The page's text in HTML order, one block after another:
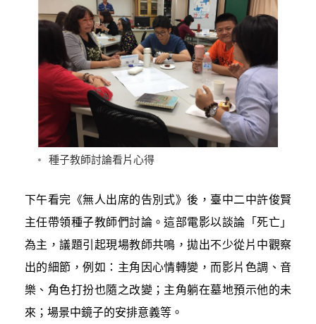
種子教師討論看片心得
下午看完《無人出席的告別式》後，臺中二中許俊賢
主任帶領種子教師們討論。這部電影以談論「死亡」
為主，議題引起現場教師共鳴，拋出不少從片中觀察
出的細節，例如：主角因心情轉變，而影片色調、音
樂、角色打扮也隨之改變；主角躺在墓地預示他的未
來；場景中鏡子的安排意義等。